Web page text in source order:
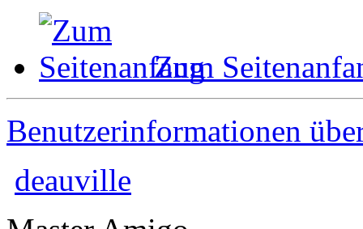
Zum
Benutzerinformationen
deauville